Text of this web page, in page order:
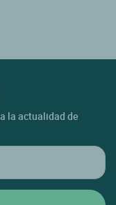
la actualidad de